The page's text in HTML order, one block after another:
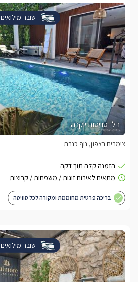
שובר מילואים
בל- סוויטות יוקרה
צימרים בצפון, נוף כנרת
בריכה פרטית מחוממת ומקורה לכל סוויטה
שובר מילואים